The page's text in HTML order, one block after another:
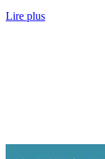
Lire plus